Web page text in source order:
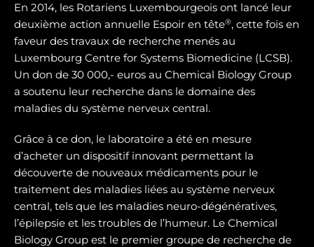
En 2014, les Rotariens Luxembourgeois ont lancé leur
deuxième action annuelle Espoir en tête®, cette fois en
faveur des travaux de recherche menés au
Luxembourg Centre for Systems Biomedicine (LCSB).
Un don de 30 000,- euros au Chemical Biology Group
a soutenu leur recherche dans le domaine des
maladies du système nerveux central.
Grâce à ce don, le laboratoire a été en mesure
d’acheter un dispositif innovant permettant la
découverte de nouveaux médicaments pour le
traitement des maladies liées au système nerveux
central, tels que les maladies neuro-dégénératives,
l’épilepsie et les troubles de l’humeur. Le Chemical
Biology Group est le premier groupe de recherche de